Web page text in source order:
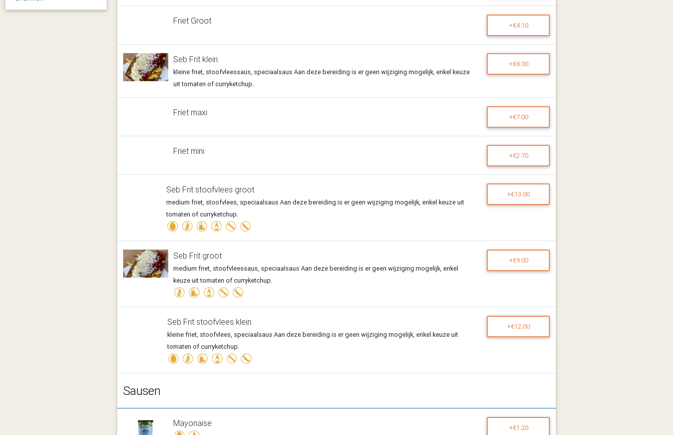
Friet Groot +€4.10
Seb Frit klein
kleine friet, stoofvleessaus, speciaalsaus Aan deze bereiding is er geen wijziging mogelijk, enkel keuze
uit tomaten of curryketchup.
+€8.00
Friet maxi +€7.00
Friet mini +€2.70
Seb Frit stoofvlees groot
medium friet, stoofvlees, speciaalsaus Aan deze bereiding is er geen wijziging mogelijk, enkel keuze uit
tomaten of curryketchup.
+€13.00
Seb Frit groot
medium friet, stoofvleessaus, speciaalsaus Aan deze bereiding is er geen wijziging mogelijk, enkel
keuze uit tomaten of curryketchup.
+€9.00
Seb Frit stoofvlees klein
kleine friet, stoofvlees, speciaalsaus Aan deze bereiding is er geen wijziging mogelijk, enkel keuze uit
tomaten of curryketchup.
+€12.00
Sausen
Mayonaise +€1.20